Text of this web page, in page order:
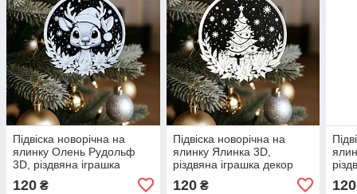
Підвіска новорічна на
ялинку Олень Рудольф
3D, різдвяна іграшка
120 ₴
Підвіска новорічна на
ялинку Ялинка 3D,
різдвяна іграшка декор
120₴ 120